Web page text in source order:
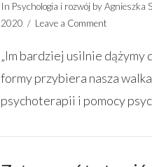
In Psychologia i rozwój by Agnieszka
2020
Leave a Comment
„Im bardziej usilnie dążymy
formy przybiera nasza
psychoterapii i pomocy